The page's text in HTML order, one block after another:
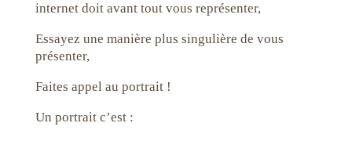
internet doit avant tout vous représenter,
Essayez une manière plus singulière de vous
présenter,
Faites appel au portrait !
Un portrait c’est :